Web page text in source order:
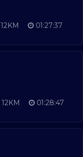
01:27:37
01:28:47